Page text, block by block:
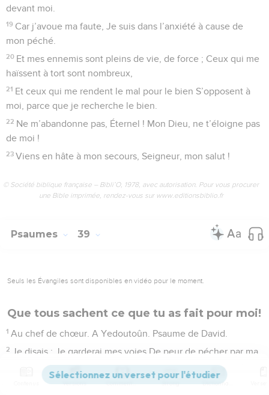
devant moi.
19 Car j’avoue ma faute, Je suis dans l’anxiété à cause de
mon péché.
20 Et mes ennemis sont pleins de vie, de force ; Ceux qui me
haïssent à tort sont nombreux,
21 Et ceux qui me rendent le mal pour le bien S’opposent à
moi, parce que je recherche le bien.
22 Ne m’abandonne pas, Éternel ! Mon Dieu, ne t’éloigne pas
de moi !
23 Viens en hâte à mon secours, Seigneur, mon salut !
© Société biblique française – Bibli’O, 1978, avec autorisation. Pour vous procurer
une Bible imprimée, rendez-vous sur www.editionsbiblio.fr
Psaumes 39
Seuls les Évangiles sont disponibles en vidéo pour le moment.
Que tous sachent ce que tu as fait pour moi!
1 Au chef de chœur. A Yedoutoûn. Psaume de David.
2
Je disais : Je garderai mes voies De peur de pécher par ma
langue ; Je garderai un frein à ma bouche, Tant que le
méchant sera devant moi.
Versions Commentaires Strong